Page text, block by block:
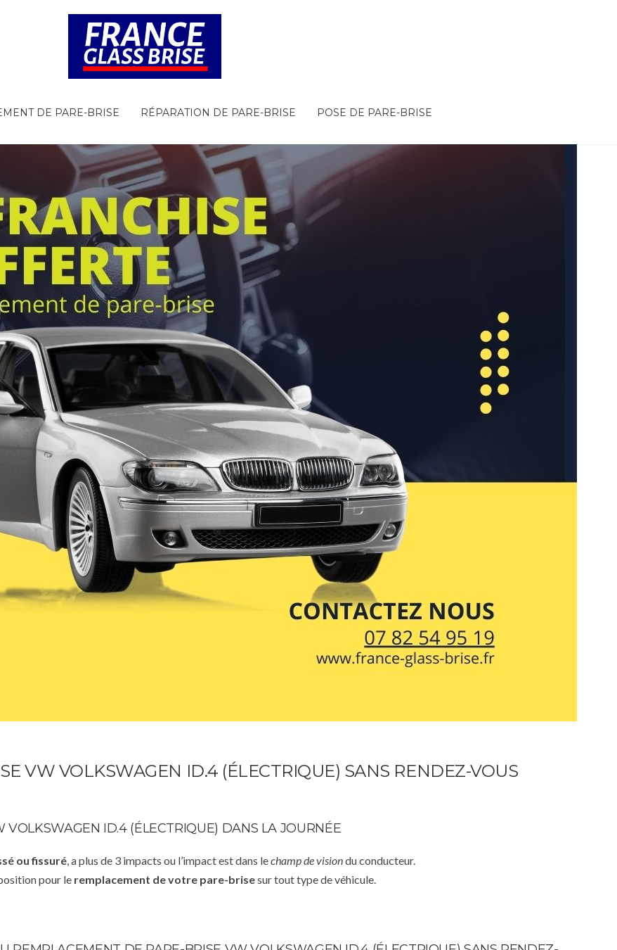
DE PARE-BRISE RÉPARATION DE PARE-BRISE POSE DE PARE-BRISE
VW VOLKSWAGEN ID.4 (ÉLECTRIQUE) SANS RENDEZ-VOUS
ID.4 (ÉLECTRIQUE) DANS LA JOURNÉE
ou fissuré, a plus de 3 impacts ou l’impact est dans lechamp de visiondu conducteur.
pour le remplacement de votre pare-brisesur tout type de véhicule.